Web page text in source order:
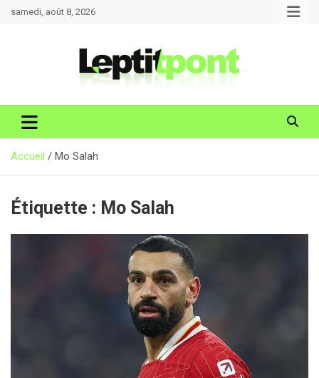
samedi, août 8, 2026
Accueil Mo Salah
Étiquette : Mo Salah